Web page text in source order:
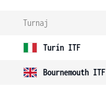
Turnaj
Turín ITF
Bournemouth ITF